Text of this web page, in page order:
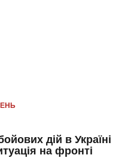
дій в Україні
на фронті